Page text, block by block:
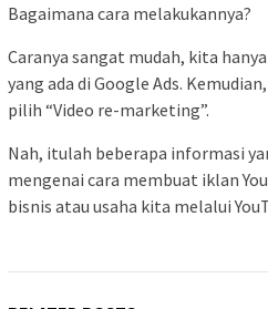
Bagaimana cara melakukannya?
Caranya sangat mudah, kita
yang ada di Google Ads.
pilih “Video re-marketing”.
Nah, itulah beberapa informasi
mengenai cara membuat iklan
bisnis atau usaha kita melalui